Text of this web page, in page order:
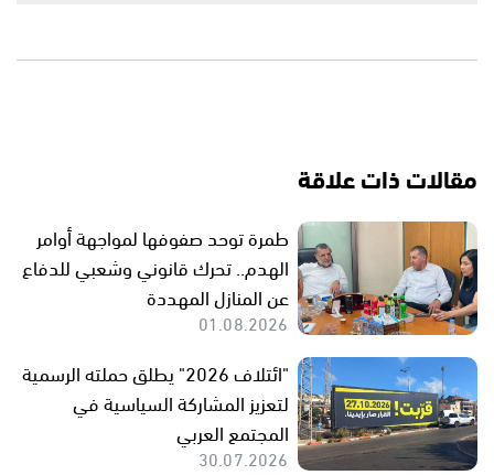
مقالات ذات علاقة
طمرة توحد صفوفها لمواجهة أوامر
الهدم.. تحرك قانوني وشعبي للدفاع
عن المنازل المهددة
01.08.2026
"ائتلاف 2026" يطلق حملته الرسمية
لتعزيز المشاركة السياسية في
المجتمع العربي
30.07.2026